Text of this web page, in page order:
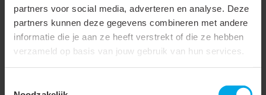
partners voor social media, adverteren en analyse. Deze
partners kunnen deze gegevens combineren met andere
informatie die je aan ze heeft verstrekt of die ze hebben
verzameld op basis van jouw gebruik van hun services.
Materiaal spiraal
Staal
Met uitwendige spiraal
Max. werkdruk bij 20°C
0.15 bar